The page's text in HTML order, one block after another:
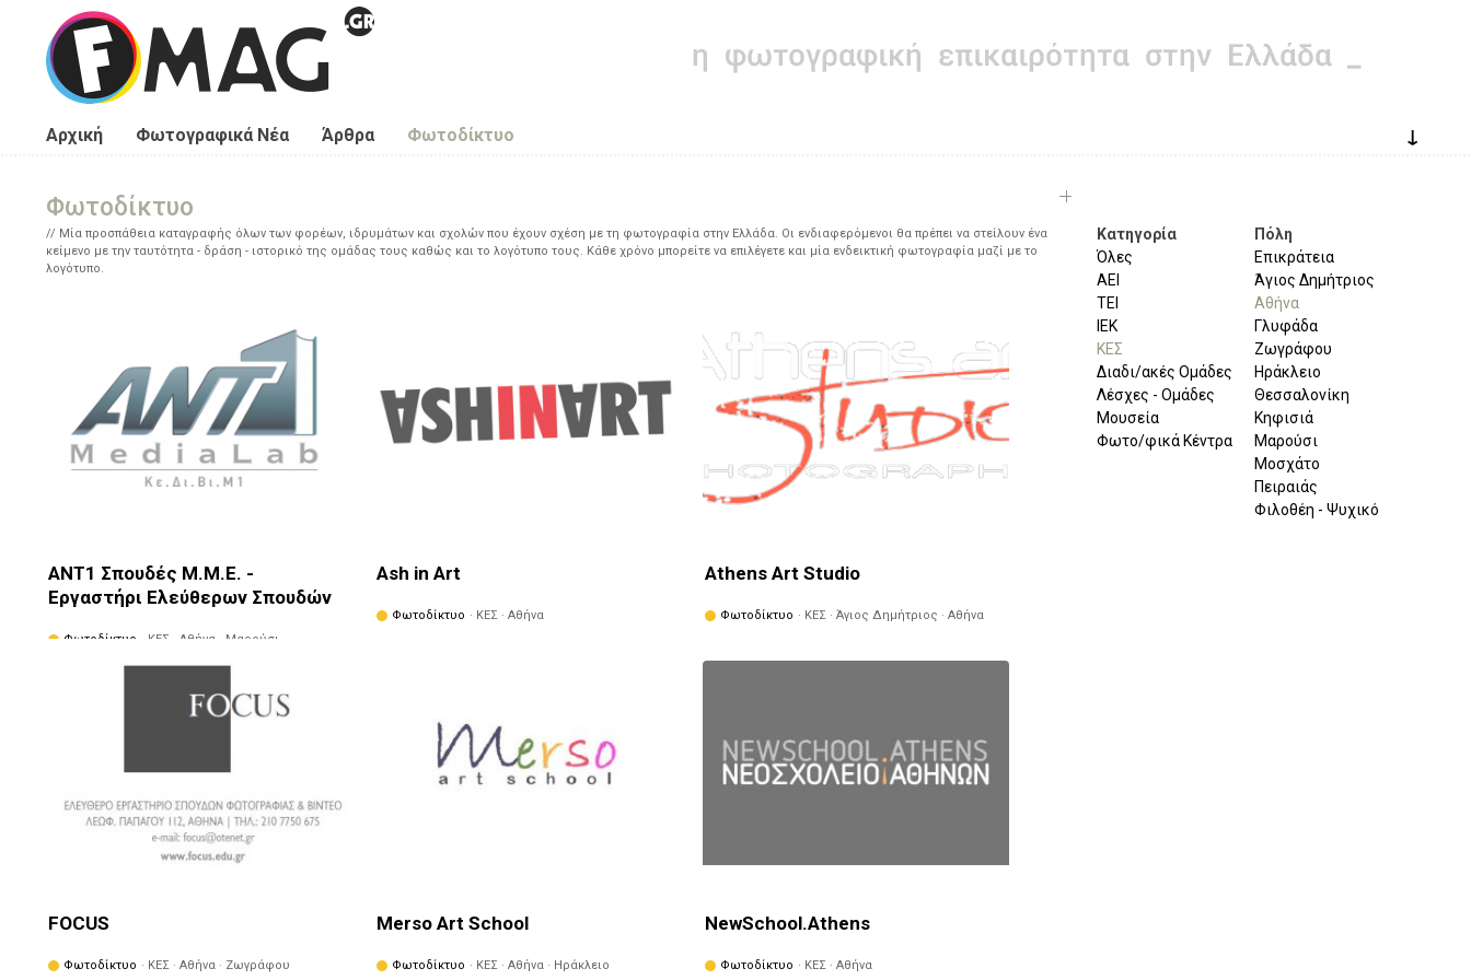
Παράκαμψη προς το κυρίως περιεχόμενο
Αρχική Φωτογραφικά Νέα Άρθρα Φωτοδίκτυο ↓
Φωτοδίκτυο
Μία προσπάθεια καταγραφής όλων των φορέων, ιδρυμάτων και σχολών που έχουν σχέση με τη φωτογραφία στην Ελλάδα. Οι ενδιαφερόμενοι θα πρέπει να στείλουν ένα
κείμενο με την ταυτότητα - δράση - ιστορικό της ομάδας τους καθώς και το λογότυπο τους. Κάθε χρόνο μπορείτε να επιλέγετε και μία ενδεικτική φωτογραφία μαζί με το
λογότυπο.
ANT1 Σπουδές Μ.Μ.Ε. -
Εργαστήρι Ελεύθερων Σπουδών
Φωτοδίκτυο · ΚΕΣ · Αθήνα · Μαρούσι
Ash in Art
Φωτοδίκτυο · ΚΕΣ · Αθήνα
Athens Art Studio
Φωτοδίκτυο · ΚΕΣ · Άγιος Δημήτριος · Αθήνα
FOCUS
Φωτοδίκτυο · ΚΕΣ · Αθήνα · Ζωγράφου
Merso Art School
Φωτοδίκτυο · ΚΕΣ · Αθήνα · Ηράκλειο
NewSchool.Athens
Φωτοδίκτυο · ΚΕΣ · Αθήνα
Κατηγορία
Όλες
ΑΕΙ
ΤΕΙ
ΙΕΚ
ΚΕΣ
Διαδι/ακές Ομάδες
Λέσχες - Ομάδες
Μουσεία
Φωτο/φικά Κέντρα
Πόλη
Επικράτεια
Άγιος Δημήτριος
Αθήνα
Γλυφάδα
Ζωγράφου
Ηράκλειο
Θεσσαλονίκη
Κηφισιά
Μαρούσι
Μοσχάτο
Πειραιάς
Φιλοθέη - Ψυχικό